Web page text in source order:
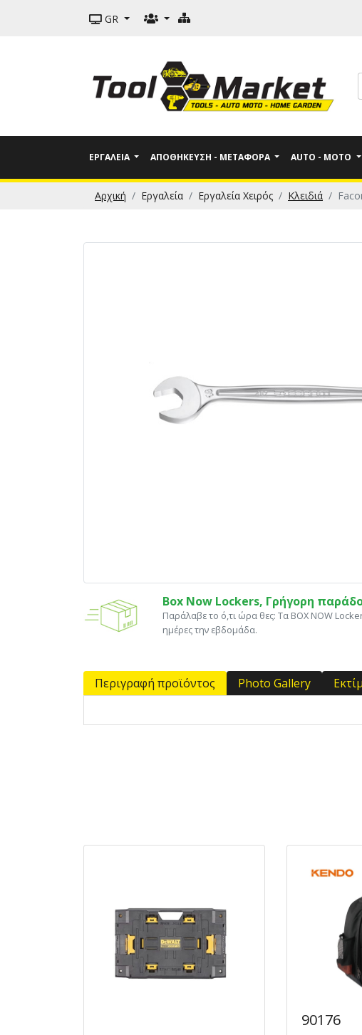
GR
ΕΡΓΑΛΕΊΑ ΑΠΟΘΉΚΕΥΣΗ - ΜΕΤΑΦΟΡΆ AUTO - MOTO
Αρχική Εργαλεία Εργαλεία Χειρός Κλειδιά
Box Now Lockers, Γρήγορη
Παράλαβε το ό,τι ώρα θες: Tα ΒΟΧ ΝΟW
ημέρες την εβδομάδα.
Περιγραφή προϊόντος Photo Gallery
90176